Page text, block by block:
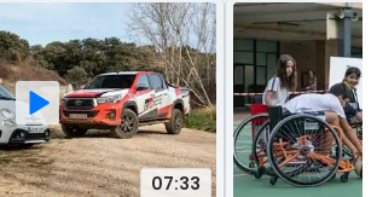
07:33